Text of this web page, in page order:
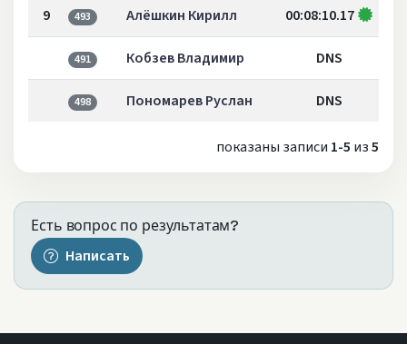
9 493 Алёшкин Кирилл 00:08:10.17
491 Кобзев Владимир DNS
498 Пономарев Руслан DNS
показаны записи 1-5 из5
Есть вопрос по результатам?
Написать